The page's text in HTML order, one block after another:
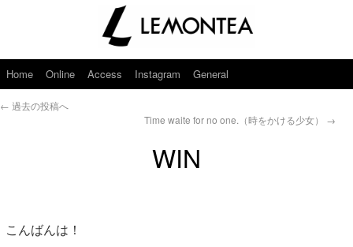
Home Online Access Instagram General
← 過去の投稿へ
Time waite for no one.（時をかける少女） →
WIN
こんばんは！